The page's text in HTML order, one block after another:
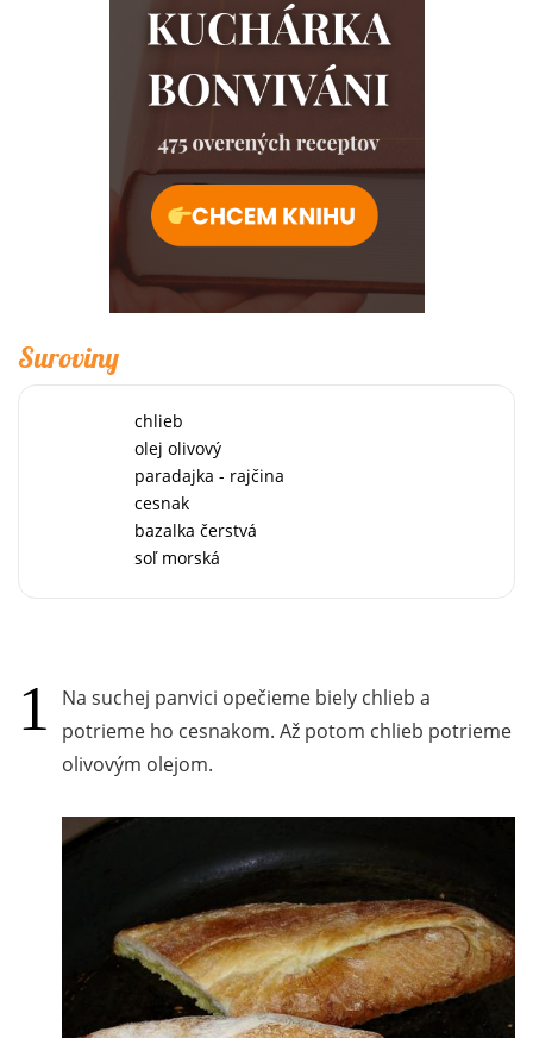
Suroviny
chlieb
olej olivový
paradajka - rajčina
cesnak
bazalka čerstvá
soľ morská
Na suchej panvici opečieme biely chlieb a
potrieme ho cesnakom. Až potom chlieb potrieme
olivovým olejom.